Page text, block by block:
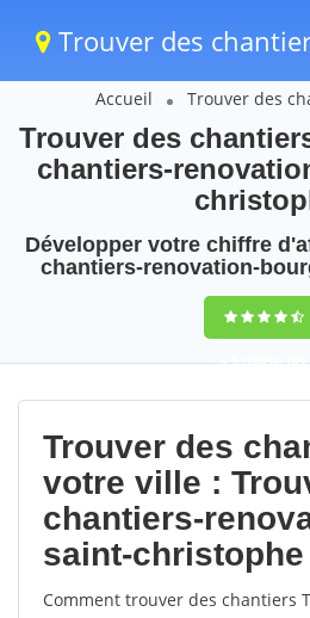
Trouver des
Accueil Trouver des
Trouver des
chantiers-
Développer votre chiffre
chantiers-renovation-
9,5(100%)109
votes
Trouver des
votre ville :
chantiers-
saint-christophe
Comment trouver des chantiers